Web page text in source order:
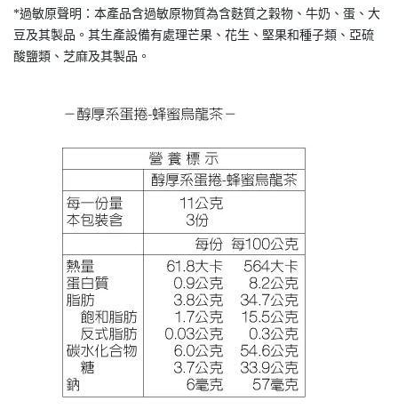
*過敏原聲明：本產品含過敏原物質為含麩質之穀物、牛奶、蛋、大
豆及其製品。其生產設備有處理芒果、花生、堅果和種子類、亞硫
酸鹽類、芝麻及其製品。